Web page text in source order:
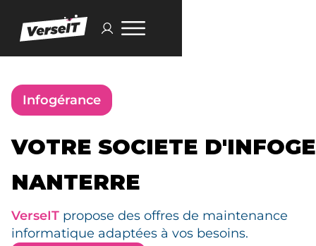
Infogérance
VOTRE SOCIETE
NANTERRE
VerseIT propose des offres de maintenance
informatique adaptées à vos besoins.